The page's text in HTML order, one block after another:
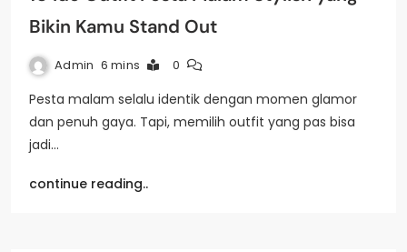
Bikin Kamu Stand Out
Admin 6 mins 0
Pesta malam selalu identik dengan momen glamor
dan penuh gaya. Tapi, memilih outfit yang pas bisa
jadi…
continue reading..